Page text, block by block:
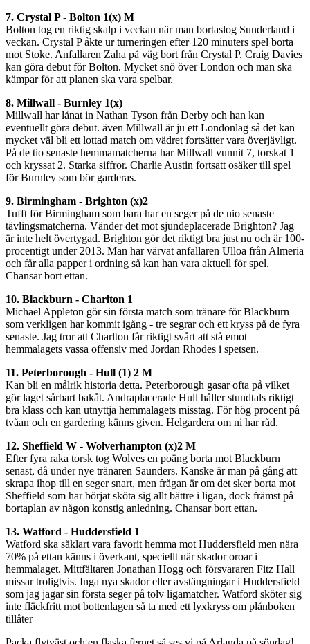
7. Crystal P - Bolton 1(x) M
Bolton tog en riktig skalp i veckan när man bortaslog Sunderland i
veckan. Crystal P åkte ur turneringen efter 120 minuters spel borta
mot Stoke. Anfallaren Zaha på väg bort från Crystal P. Craig Davies
kan göra debut för Bolton. Mycket snö över London och man ska
kämpar för att planen ska vara spelbar.
8. Millwall - Burnley 1(x)
Millwall har lånat in Nathan Tyson från Derby och han kan
eventuellt göra debut. även Millwall är ju ett Londonlag så det kan
mycket väl bli ett lottad match om vädret fortsätter vara överjävligt.
På de tio senaste hemmamatcherna har Millwall vunnit 7, torskat 1
och kryssat 2. Starka siffror. Charlie Austin fortsatt osäker till spel
för Burnley som bör garderas.
9. Birmingham - Brighton (x)2
Tufft för Birmingham som bara har en seger på de nio senaste
tävlingsmatcherna. Vänder det mot sjundeplacerade Brighton? Jag
är inte helt övertygad. Brighton gör det riktigt bra just nu och är 100-
procentigt under 2013. Man har värvat anfallaren Ulloa från Almeria
och får alla papper i ordning så kan han vara aktuell för spel.
Chansar bort ettan.
10. Blackburn - Charlton 1
Michael Appleton gör sin första match som tränare för Blackburn
som verkligen har kommit igång - tre segrar och ett kryss på de fyra
senaste. Jag tror att Charlton får riktigt svårt att stå emot
hemmalagets vassa offensiv med Jordan Rhodes i spetsen.
11. Peterborough - Hull (1) 2 M
Kan bli en målrik historia detta. Peterborough gasar ofta på vilket
gör laget sårbart bakåt. Andraplacerade Hull håller stundtals riktigt
bra klass och kan utnyttja hemmalagets misstag. För hög procent på
tvåan och en gardering känns given. Helgardera om ni har råd.
12. Sheffield W - Wolverhampton (x)2 M
Efter fyra raka torsk tog Wolves en poäng borta mot Blackburn
senast, då under nye tränaren Saunders. Kanske är man på gång att
skrapa ihop till en seger snart, men frågan är om det sker borta mot
Sheffield som har börjat sköta sig allt bättre i ligan, dock främst på
bortaplan av någon konstig anledning. Chansar bort ettan.
13. Watford - Huddersfield 1
Watford ska såklart vara favorit hemma mot Huddersfield men nära
70% på ettan känns i överkant, speciellt när skador oroar i
hemmalaget. Mittfältaren Jonathan Hogg och försvararen Fitz Hall
missar troligtvis. Inga nya skador eller avstängningar i Huddersfield
som jag jagar sin första seger på tolv ligamatcher. Watford sköter sig
inte fläckfritt mot bottenlagen så ta med ett lyxkryss om plånboken
tillåter